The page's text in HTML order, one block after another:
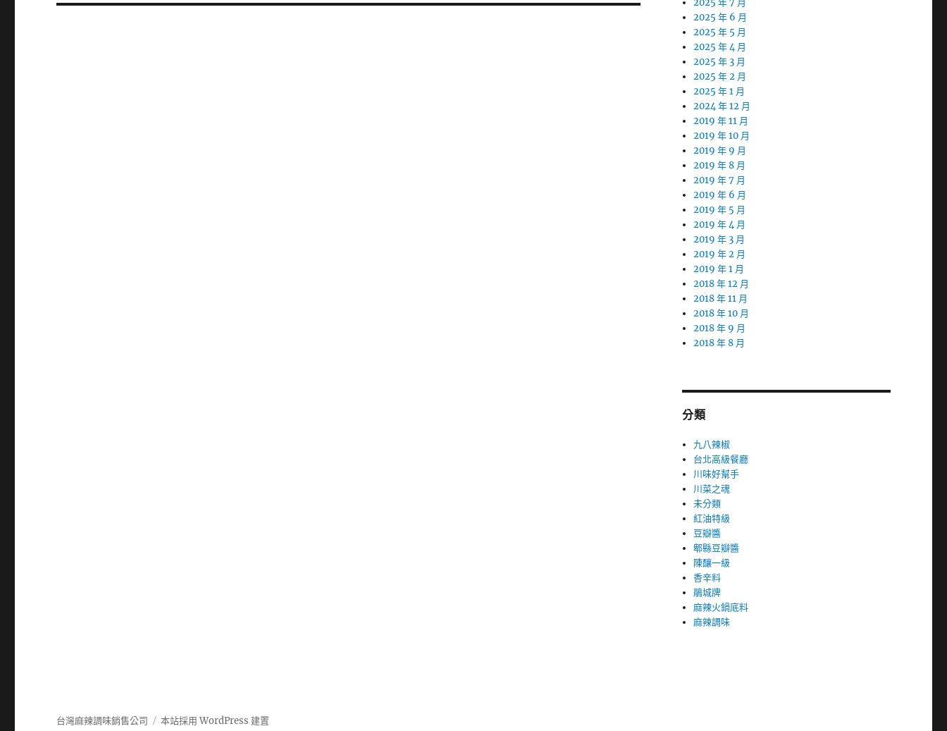
篇
2025 年 7 月
2025 年 6 月
2025 年 5 月
2025 年 4 月
2025 年 3 月
2025 年 2 月
2025 年 1 月
2024 年 12 月
2019 年 11 月
2019 年 10 月
2019 年 9 月
2019 年 8 月
2019 年 7 月
2019 年 6 月
2019 年 5 月
2019 年 4 月
2019 年 3 月
2019 年 2 月
2019 年 1 月
2018 年 12 月
2018 年 11 月
2018 年 10 月
2018 年 9 月
2018 年 8 月
分類
九八辣椒
台北高級餐廳
川味好幫手
川菜之魂
未分類
紅油特級
豆瓣醬
郫縣豆瓣醬
陳釀一級
香辛料
鵑城牌
麻辣火鍋底料
麻辣調味
台灣麻辣調味銷售公司 本站採用 WordPress 建置